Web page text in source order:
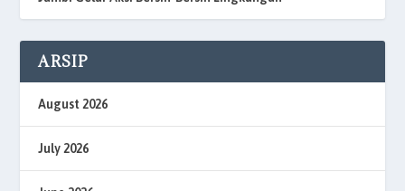
ARSIP
August 2026
July 2026